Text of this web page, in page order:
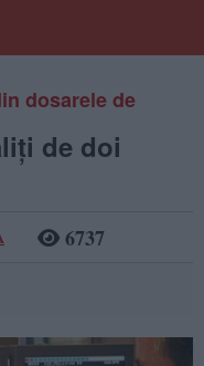
dosarele de
de doi
6737